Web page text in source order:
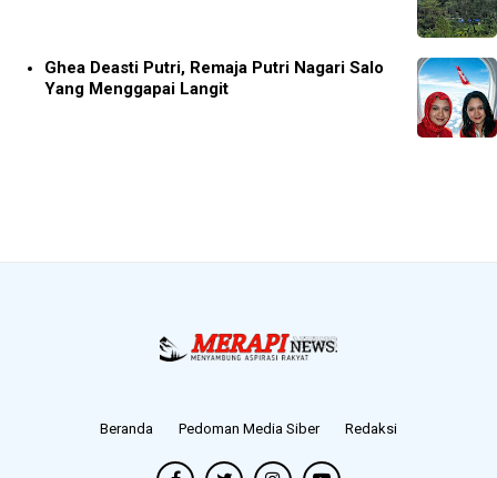
Ghea Deasti Putri, Remaja Putri Nagari Salo
Yang Menggapai Langit
Beranda Pedoman Media Siber Redaksi